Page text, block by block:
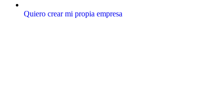
Quiero crear mi propia empresa